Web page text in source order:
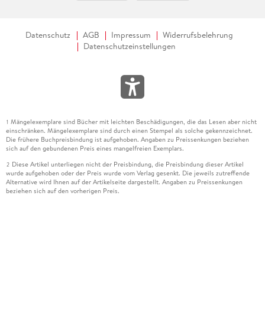
Datenschutz AGB Impressum
Widerrufsbelehrung
Datenschutzeinstellungen
1 Mängelexemplare sind Bücher mit leichten Beschädigungen, die das Lesen aber nicht
einschränken. Mängelexemplare sind durch einen Stempel als solche gekennzeichnet.
Die frühere Buchpreisbindung ist aufgehoben. Angaben zu Preissenkungen beziehen
sich auf den gebundenen Preis eines mangelfreien Exemplars.
2 Diese Artikel unterliegen nicht der Preisbindung, die Preisbindung dieser Artikel
wurde aufgehoben oder der Preis wurde vom Verlag gesenkt. Die jeweils zutreffende
Alternative wird Ihnen auf der Artikelseite dargestellt. Angaben zu Preissenkungen
beziehen sich auf den vorherigen Preis.